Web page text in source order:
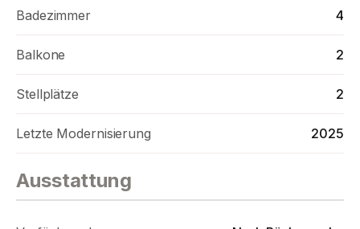
- Fassadensanierung inkl. Dämmung
Jahr 2015
- Doppelgarage Bj. 2017
- Garagendach Bj. 2025
Badezimmer 4
Balkone 2
Stellplätze 2
Letzte Modernisierung 2025
Ausstattung